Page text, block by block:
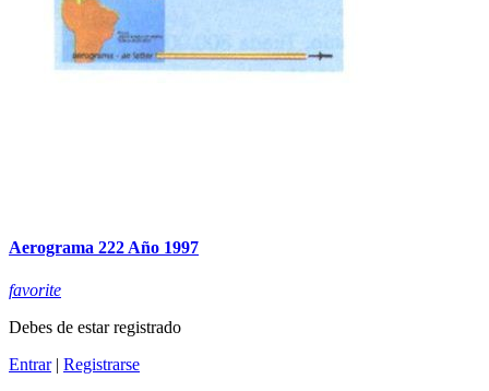
Aerograma 222 Año 1997
favorite
Debes de estar registrado
Entrar| Registrarse